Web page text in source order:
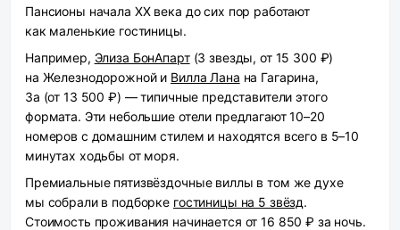
Пансионы начала XX века до сих пор работают
как маленькие гостиницы.
Например, Элиза БонАпарт(3 звезды, от 15 300 ₽)
на Железнодорожной и Вилла Лана на Гагарина,
3а (от 13 500 ₽) — типичные представители этого
формата. Эти небольшие отели предлагают 10–20
номеров с домашним стилем и находятся всего в 5–10
минутах ходьбы от моря.
Премиальные пятизвёздочные виллы в том же духе
мы собрали в подборке гостиницы на 5 звёзд.
Стоимость проживания начинается от 16 850 ₽ за ночь.